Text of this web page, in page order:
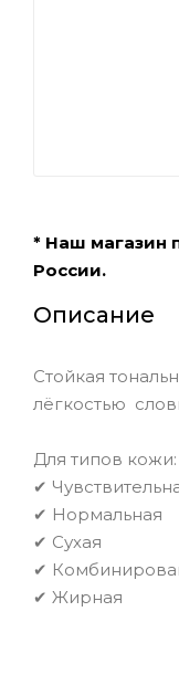
* Наш магазин
России.
Описание
Стойкая
лёгкостью
Для типов кожи:
✔
✔ Нормальная
✔ Сухая
✔
✔ Жирная